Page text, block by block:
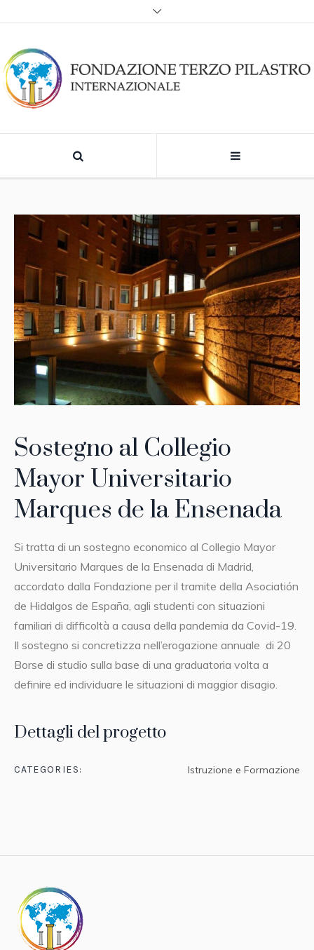
Dettagli del progetto
CATEGORIES: Istruzione e Formazione
Sostegno al Collegio
Mayor Universitario
Marques de la Ensenada
Si tratta di un sostegno economico al Collegio Mayor
Universitario Marques de la Ensenada di Madrid,
accordato dalla Fondazione per il tramite della Asociatión
de Hidalgos de España, agli studenti con situazioni
familiari di difficoltà a causa della pandemia da Covid-19.
Il sostegno si concretizza nell’erogazione annuale di 20
Borse di studio sulla base di una graduatoria volta a
definire ed individuare le situazioni di maggior disagio.